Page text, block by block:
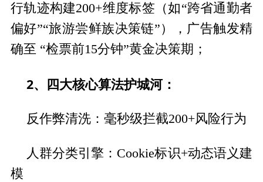
行轨迹构建200+维度标签（如“跨省通勤者
偏好”“旅游尝鲜族决策链”），广告触发精
确至 “检票前15分钟”黄金决策期；
2、四大核心算法护城河：
反作弊清洗：毫秒级拦截200+风险行为
人群分类引擎：Cookie标识+动态语义建
模